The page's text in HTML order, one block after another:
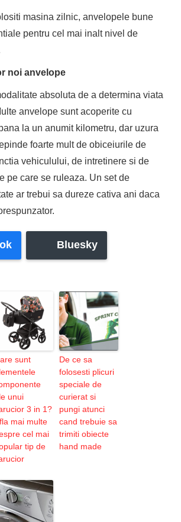
masina zilnic, anvelopele bune
pentru cel mai inalt nivel de
noi anvelope
absoluta de a determina viata
anvelope sunt acoperite cu
la un anumit kilometru, dar uzura
foarte mult de obiceiurile de
vehiculului, de intretinere si de
pe care se ruleaza. Un set de
ar trebui sa dureze cativa ani daca
Bluesky
sunt
unui
3 in 1?
mai multe
cel mai
tip de
De ce sa
folosesti plicuri
speciale de
curierat si
pungi atunci
cand trebuie sa
trimiti obiecte
hand made